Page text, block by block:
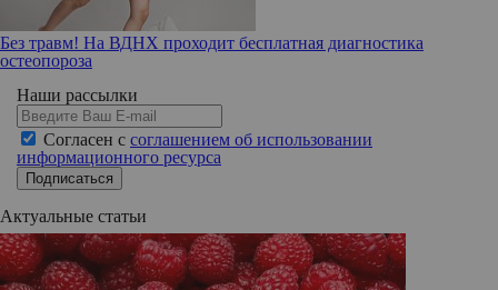
Без травм! На ВДНХ проходит бесплатная диагностика
остеопороза
Наши рассылки
Согласен с соглашением об использовании
информационного ресурса
Подписаться
Актуальные статьи